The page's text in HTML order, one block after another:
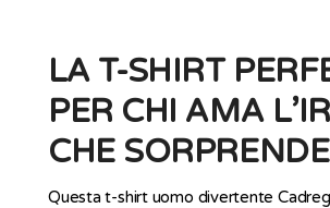
LA T-SHIRT
PER CHI AMA
CHE SORPRENDE
Questa t-shirt uomo divertente